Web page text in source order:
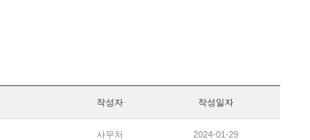
작성자 작성일자
사무처 2024-01-29